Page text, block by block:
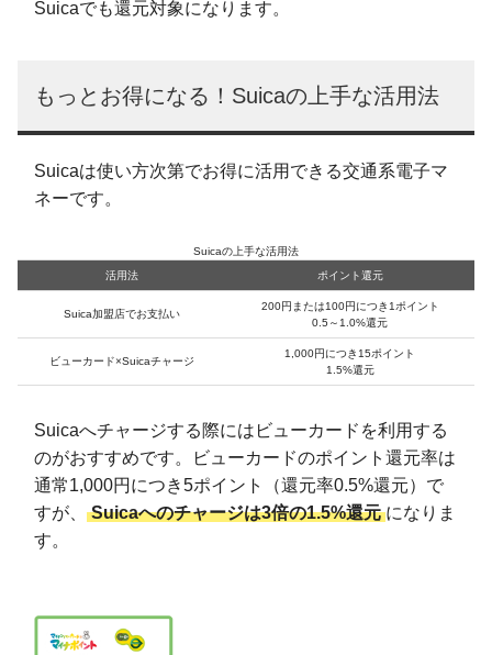
Suicaでも還元対象になります。
もっとお得になる！Suicaの上手な活用法
Suicaは使い方次第でお得に活用できる交通系電子マ
ネーです。
Suicaの上手な活用法
活用法
ポイント還元
Suica加盟店でお支払い
200円または100円につき1ポイント
0.5～1.0%還元
ビューカード×Suicaチャージ
1,000円につき15ポイント
1.5%還元
Suicaへチャージする際にはビューカードを利用する
のがおすすめです。ビューカードのポイント還元率は
通常1,000円につき5ポイント（還元率0.5%還元）で
すが、 Suicaへのチャージは3倍の1.5%還元 になりま
す。